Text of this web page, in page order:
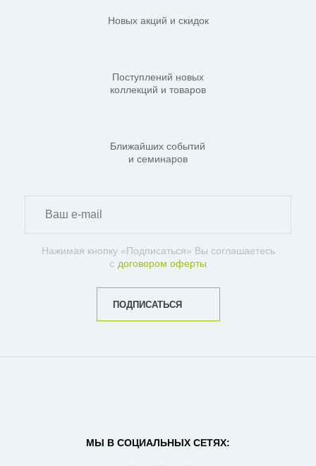
Новых акций и скидок
Поступлений новых
коллекций и товаров
Ближайших событий
и семинаров
Нажимая кнопку «Подписаться» Вы соглашаетесь
с договором оферты
ПОДПИСАТЬСЯ
МЫ В СОЦИАЛЬНЫХ СЕТЯХ: